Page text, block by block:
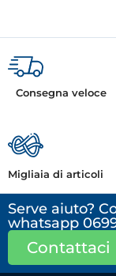
Consegna veloce
Migliaia di articoli
Serve aiuto?
whatsapp
Contattaci